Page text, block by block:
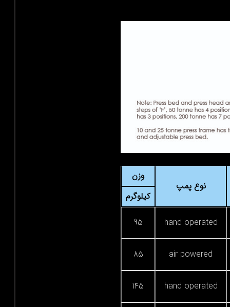
نوع پمپ
وزن
کیلوگرم
hand operated
95
air powered
85
hand operated
145